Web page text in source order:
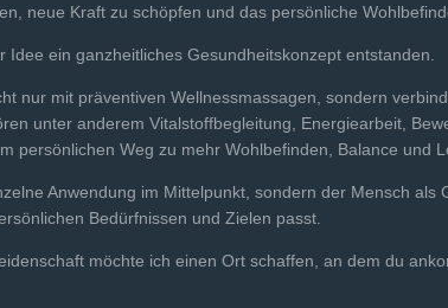
neue Kraft zu schöpfen und das persönliche
ein ganzheitliches Gesundheitskonzept entstanden.
nur mit präventiven Wellnessmassagen, sondern
unter anderem Vitalstoffbegleitung, Energiearbeit,
persönlichen Weg zu mehr Wohlbefinden, Balance und
Anwendung im Mittelpunkt, sondern der Mensch
Bedürfnissen und Zielen passt.
möchte ich einen Ort schaffen, an dem du